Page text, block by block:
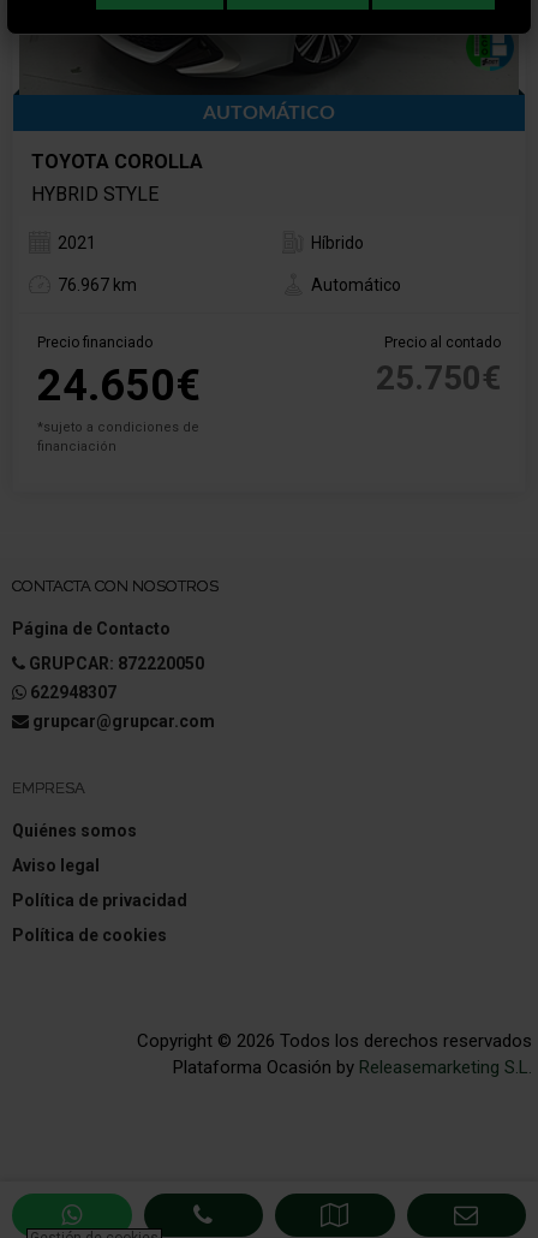
AUTOMÁTICO
TOYOTA COROLLA
HYBRID STYLE
2021 Híbrido
76.967 km Automático
Precio financiado
24.650€
*sujeto a condiciones de
financiación
Precio al contado
25.750€
CONTACTA CON NOSOTROS
Página de Contacto
GRUPCAR: 872220050
622948307
grupcar@grupcar.com
EMPRESA
Quiénes somos
Aviso legal
Política de privacidad
Política de cookies
Copyright © 2026 Todos los derechos reservados
Plataforma Ocasión by Releasemarketing S.L.